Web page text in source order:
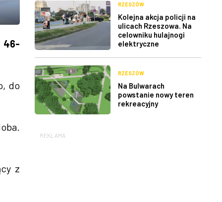
46-
do
z
RZESZÓW
Kolejna akcja policji na
ulicach Rzeszowa. Na
celowniku hulajnogi
elektryczne
RZESZÓW
Na Bulwarach
powstanie nowy teren
rekreacyjny
REKLAMA